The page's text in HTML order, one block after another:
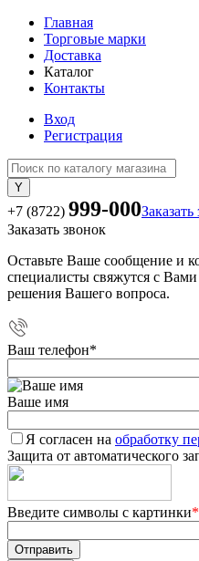
Главная
Торговые марки
Доставка
Каталог
Контакты
Вход
Регистрация
+7 (8722) 999-000
Заказать звонок
Оставьте Ваше сообщение и
специалисты свяжутся с
решения Вашего вопроса.
Ваш телефон*
Ваше имя
Я согласен на обработку
Защита от автоматического
Введите символы с картинки*